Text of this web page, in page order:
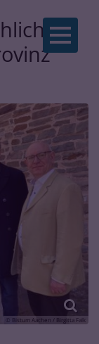
© Bistum Aachen / Birgitta Falk